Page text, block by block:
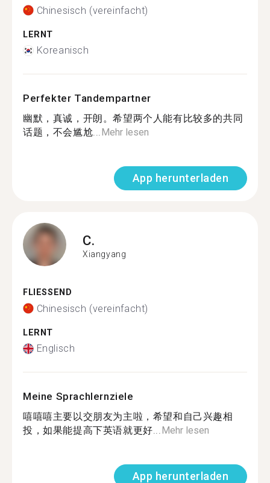
Chinesisch (vereinfacht)
LERNT
Koreanisch
Perfekter Tandempartner
幽默，真诚，开朗。希望两个人能有比较多的共同
话题，不会尴尬...Mehr lesen
App herunterladen
C.
Xiangyang
FLIESSEND
Chinesisch (vereinfacht)
LERNT
Englisch
Meine Sprachlernziele
嘻嘻嘻主要以交朋友为主啦，希望和自己兴趣相
投，如果能提高下英语就更好...Mehr lesen
App herunterladen